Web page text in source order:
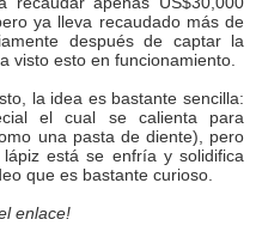
ya lleva recaudado más de
después de captar la
visto esto en funcionamiento.
la idea es bastante sencilla:
el cual se calienta para
una pasta de diente), pero
está se enfría y solidifica
que es bastante curioso.
enlace!